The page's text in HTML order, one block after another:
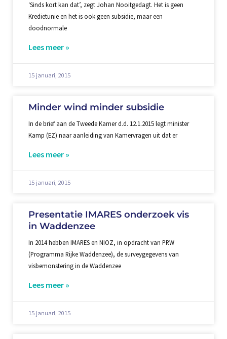
‘Sinds kort kan dat’, zegt Johan Nooitgedagt. Het is geen
Kredietunie en het is ook geen subsidie, maar een
doodnormale
Lees meer »
15 januari, 2015
Minder wind minder subsidie
In de brief aan de Tweede Kamer d.d. 12.1.2015 legt minister
Kamp (EZ) naar aanleiding van Kamervragen uit dat er
Lees meer »
15 januari, 2015
Presentatie IMARES onderzoek vis
in Waddenzee
In 2014 hebben IMARES en NIOZ, in opdracht van PRW
(Programma Rijke Waddenzee), de surveygegevens van
visbemonstering in de Waddenzee
Lees meer »
15 januari, 2015